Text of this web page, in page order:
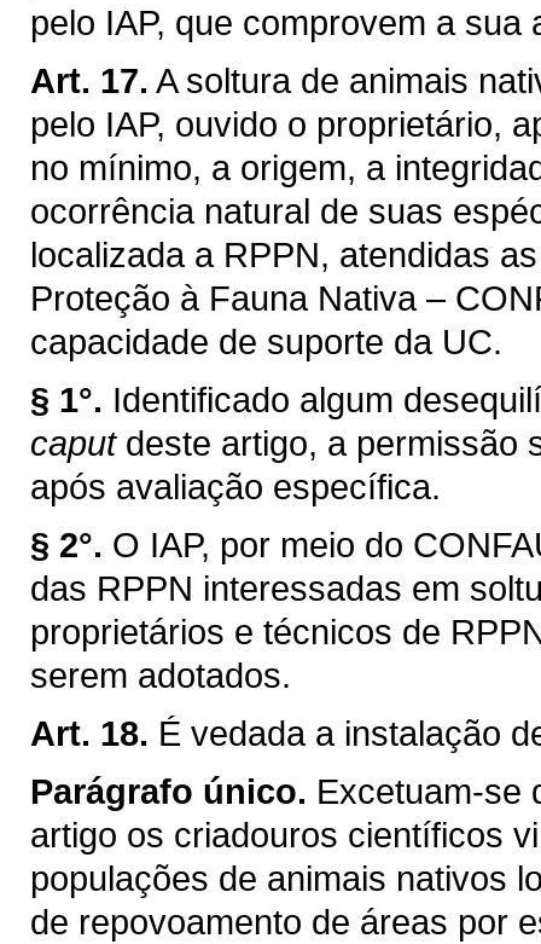
pelo IAP, que comprovem a
Art. 17. A soltura de animais
pelo IAP, ouvido o proprietário,
no mínimo, a origem, a
ocorrência natural de suas
localizada a RPPN, atendidas
Proteção à Fauna Nativa –
capacidade de suporte da UC.
§ 1°. Identificado algum
caputdeste artigo, a permissão
após avaliação específica.
§ 2°. O IAP, por meio do
das RPPN interessadas em
proprietários e técnicos de
serem adotados.
Art. 18. É vedada a instalação
Parágrafo único. Excetuam-se
artigo os criadouros científicos
populações de animais nativos
de repovoamento de áreas por